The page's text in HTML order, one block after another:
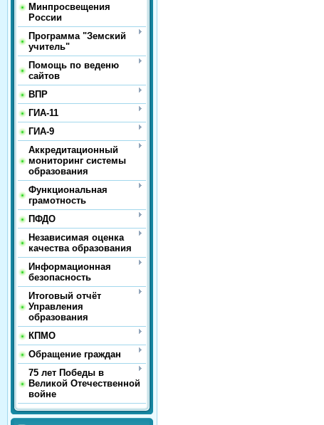
Минпросвещения
России
Программа "Земский
учитель"
Помощь по веденю
сайтов
ВПР
ГИА-11
ГИА-9
Аккредитационный
мониторинг системы
образования
Функциональная
грамотность
ПФДО
Независимая оценка
качества образования
Информационная
безопасность
Итоговый отчёт
Управления
образования
КПМО
Обращение граждан
75 лет Победы в
Великой Отечественной
войне